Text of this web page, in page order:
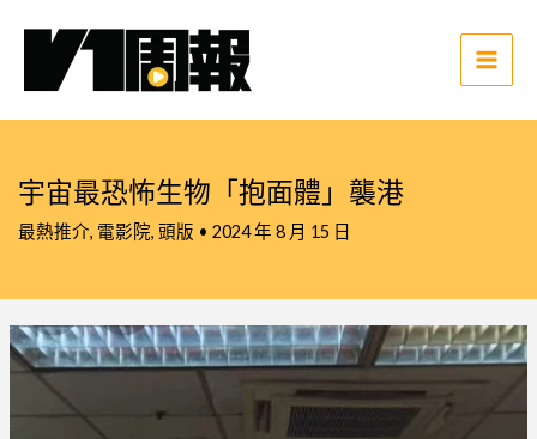
Main
宇宙最恐怖生物「抱面體」襲港
最熱推介, 電影院, 頭版 • 2024 年 8 月 15 日